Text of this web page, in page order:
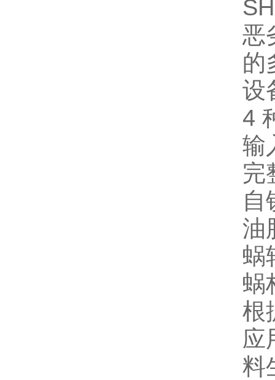
恶
的
设
4
输
完
自
油
蜗
蜗
根
应
料